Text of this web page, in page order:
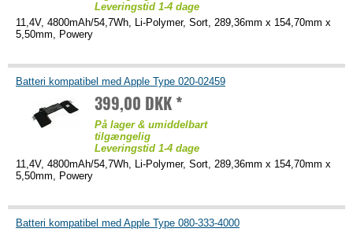
Leveringstid 1-4 dage
11,4V, 4800mAh/54,7Wh, Li-Polymer, Sort, 289,36mm x 154,70mm x
5,50mm, Powery
Batteri kompatibel med Apple Type 020-02459
399,00 DKK *
På lager & umiddelbart
tilgængelig
Leveringstid 1-4 dage
11,4V, 4800mAh/54,7Wh, Li-Polymer, Sort, 289,36mm x 154,70mm x
5,50mm, Powery
Batteri kompatibel med Apple Type 080-333-4000